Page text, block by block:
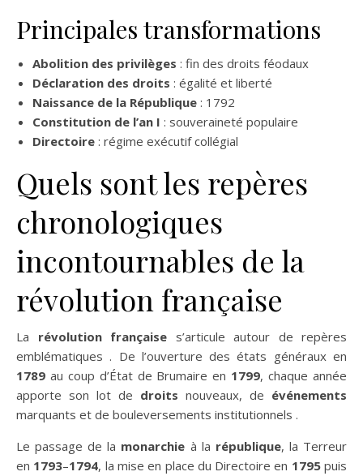
Principales transformations
Abolition des privilèges : fin des droits féodaux
Déclaration des droits : égalité et liberté
Naissance de la République : 1792
Constitution de l’an I : souveraineté populaire
Directoire : régime exécutif collégial
Quels sont les repères
chronologiques
incontournables de la
révolution française
La révolution française s’articule autour de repères
emblématiques . De l’ouverture des états généraux en
1789 au coup d’État de Brumaire en 1799, chaque année
apporte son lot de droits nouveaux, de événements
marquants et de bouleversements institutionnels .
Le passage de la monarchie à la république, la Terreur
en 1793–1794, la mise en place du Directoire en 1795puis